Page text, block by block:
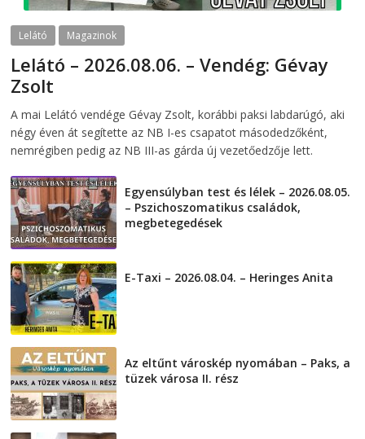
Lelátó Magazinok
Lelátó – 2026.08.06. – Vendég: Gévay
Zsolt
A mai Lelátó vendége Gévay Zsolt, korábbi paksi labdarúgó, aki
négy éven át segítette az NB I-es csapatot másodedzőként,
nemrégiben pedig az NB III-as gárda új vezetőedzője lett.
Egyensúlyban test és lélek – 2026.08.05.
– Pszichoszomatikus családok,
megbetegedések
E-Taxi – 2026.08.04. – Heringes Anita
Az eltűnt városkép nyomában – Paks, a
tüzek városa II. rész